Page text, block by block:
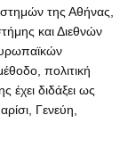
της Αθήνας,
και Διεθνών
πολιτική
έχει διδάξει ως
Γενεύη,